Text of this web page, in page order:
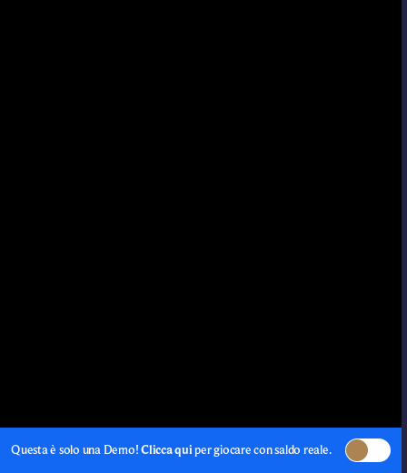
Questa è solo una Demo!Clicca quiper giocare con saldo reale.